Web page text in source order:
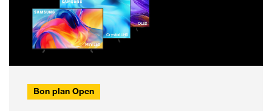
Bon plan Open